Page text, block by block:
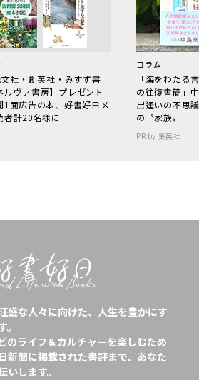
文社・創英社・みすず書
ルヴァ書房】プレゼント
1面広告の本、好書好日メ
者計20名様に
コラム
「海をわた
の往復書簡」
出逢いの不思
の〝家族〟
PR by 集英社
盛な人々に向けた、人生を豊かにす
のライフ＆カルチャーを楽しむため
新聞に掲載された書評まで、あなた
いします。